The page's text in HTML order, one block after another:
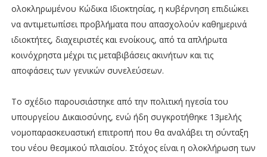
ολοκληρωμένου Κώδικα Ιδιοκτησίας, η κυβέρνηση επιδιώκει
να αντιμετωπίσει προβλήματα που απασχολούν καθημερινά
ιδιοκτήτες, διαχειριστές και ενοίκους, από τα απλήρωτα
κοινόχρηστα μέχρι τις μεταβιβάσεις ακινήτων και τις
αποφάσεις των γενικών συνελεύσεων.
Το σχέδιο παρουσιάστηκε από την πολιτική ηγεσία του
υπουργείου Δικαιοσύνης, ενώ ήδη συγκροτήθηκε 13μελής
νομοπαρασκευαστική επιτροπή που θα αναλάβει τη σύνταξη
του νέου θεσμικού πλαισίου. Στόχος είναι η ολοκλήρωση των